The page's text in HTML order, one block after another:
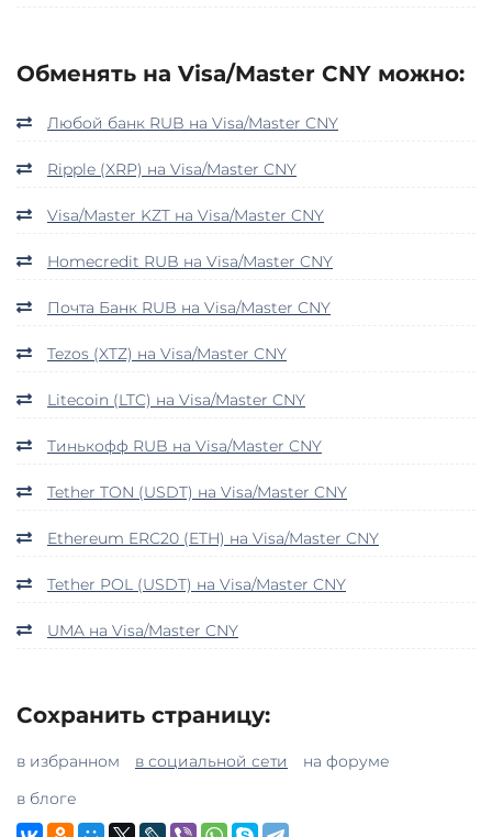
Обменять на Visa/Master CNY можно:
Любой банк RUB на Visa/Master CNY
Ripple (XRP) на Visa/Master CNY
Visa/Master KZT на Visa/Master CNY
Homecredit RUB на Visa/Master CNY
Почта Банк RUB на Visa/Master CNY
Tezos (XTZ) на Visa/Master CNY
Litecoin (LTC) на Visa/Master CNY
Тинькофф RUB на Visa/Master CNY
Tether TON (USDT) на Visa/Master CNY
Ethereum ERC20 (ETH) на Visa/Master CNY
Tether POL (USDT) на Visa/Master CNY
UMA на Visa/Master CNY
Сохранить страницу:
в избранном в социальной сети
на форуме
в блоге